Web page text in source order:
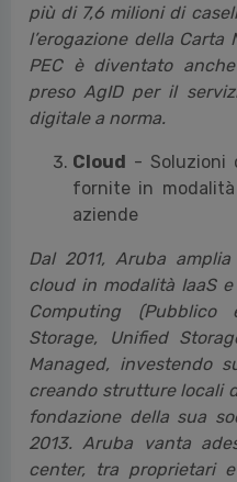
più di 7,6 milioni di
l’erogazione della Carta
PEC è diventato
preso AgID per il
digitale a norma.
Cloud - Soluzioni
fornite in modalità
aziende
Dal 2011, Aruba
cloud in modalità IaaS
Computing
Storage, Unified
Managed, investendo
creando strutture locali
fondazione della sua
2013. Aruba vanta
center, tra proprietari